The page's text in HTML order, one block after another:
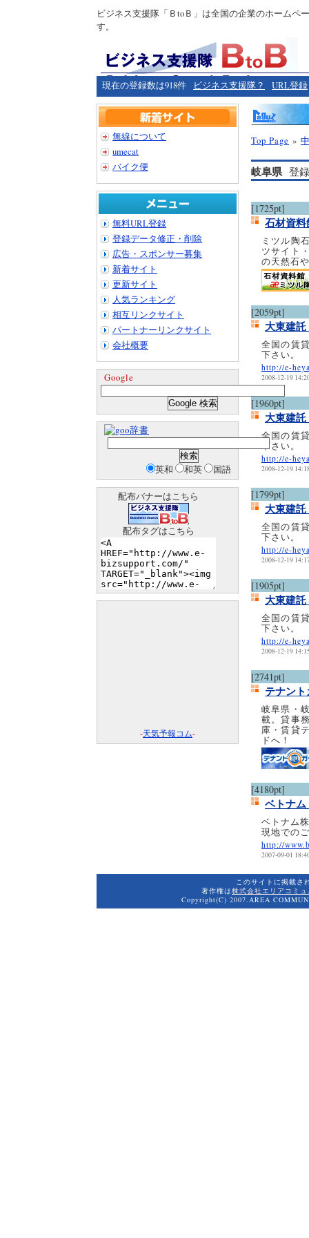
ビジネス支援隊「ＢtoＢ」は全国の企業のホームペ
す。
現在の登録数は918件 ビジネス支援隊？ URL登録
Top Page »
岐阜県登録
[1725pt]
石材資
ミツル陶
ツサイト
の天然石
[2059pt]
大東建
全国の賃
下さい。
http://e-
2008-12-19
[1960pt]
大東建
全国の賃
下さい。
http://e-
2008-12-19
[1799pt]
大東建
全国の賃
下さい。
http://e-
2008-12-19
[1905pt]
大東建
全国の賃
下さい。
http://e-
2008-12-19
[2741pt]
テナン
岐阜県・
載。貸事
庫・賃貸
ドへ！
[4180pt]
ベトナ
ベトナム
現地での
http://
2007-09-01
無線について
umecat
バイク便
無料URL登録
登録データ修正・削除
広告・スポンサー募集
新着サイト
更新サイト
人気ランキング
相互リンクサイト
パートナーリンクサイト
会社概要
Google
辞書
英和 和英 国語
配布バナーはこちら
配布タグはこちら
-天気予報コム-
このサイトに掲載さ
著作権は株式会社エリアコミ
Copyright(C) 2007.AREA